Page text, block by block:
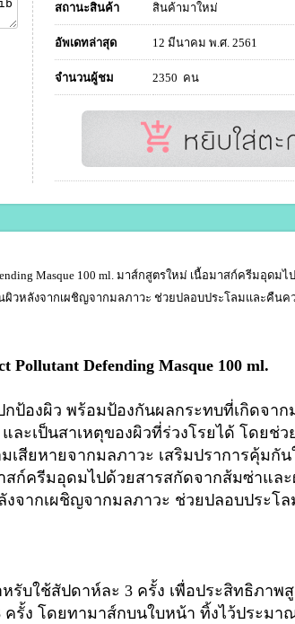
สถานะสินค้า สินค้ามาใหม่
อัพเดทล่าสุด 12 มีนาคม พ.ศ. 2561
จำนวนผู้ชม 2350 คน
Masque 100 ml. มาส์กสูตรใหม่ เนื้อมาสก์ครีมอุดม
วหลังจากเผชิญจากมลภาวะ ช่วยปลอบประโลมและคืน
Defending Masque 100 ml.
ป้องผิว พร้อมป้องกันผลกระทบที่เกิดจาก
ละเป็นสาเหตุของผิวที่ร่วงโรยได้ โดยช่ว
สียหายจากมลภาวะ เสริมปราการคุ้มกัน
สก์ครีมอุดมไปด้วยสารสกัดจากส้มซ่าแล
จากเผชิญจากมลภาวะ ช่วยปลอบประโ
รับใช้สัปดาห์ละ 3 ครั้ง เพื่อประสิทธิภาพ
รั้ง โดยทามาส์กบนใบหน้า ทิ้งไว้ประมา